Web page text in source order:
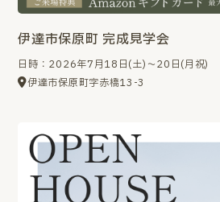
伊達市保原町 完成見学会
日時：2026年7月18日(土)～20日(月祝)
伊達市保原町字赤橋13-3